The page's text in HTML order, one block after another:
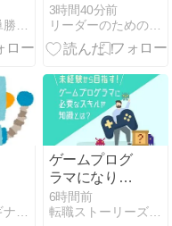
「視察を撮っ
た記録」なの
か、「映像の
なのか。
3時間40分前
リーダーのためのキャリアデザイン・カフェ
ゲームプログ
ラマになりた
い未経験者は
必見！転職成
6時間前
転職ストーリーズ｜エンジニア特化のIT/Web系情報メディア